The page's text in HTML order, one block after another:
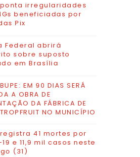
irregularidades
beneficiadas por
Pix
Federal abrirá
sobre suposto
em Brasília
EM 90 DIAS SERÁ
A OBRA DE
DA FÁBRICA DE
NO MUNICÍPIO
41 mortes por
e 11,9 mil casos neste
(31)